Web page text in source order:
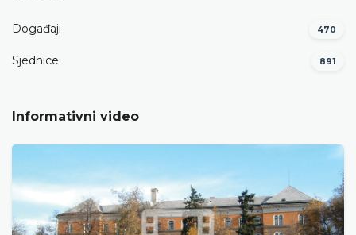
Događaji 470
Sjednice 891
Informativni video